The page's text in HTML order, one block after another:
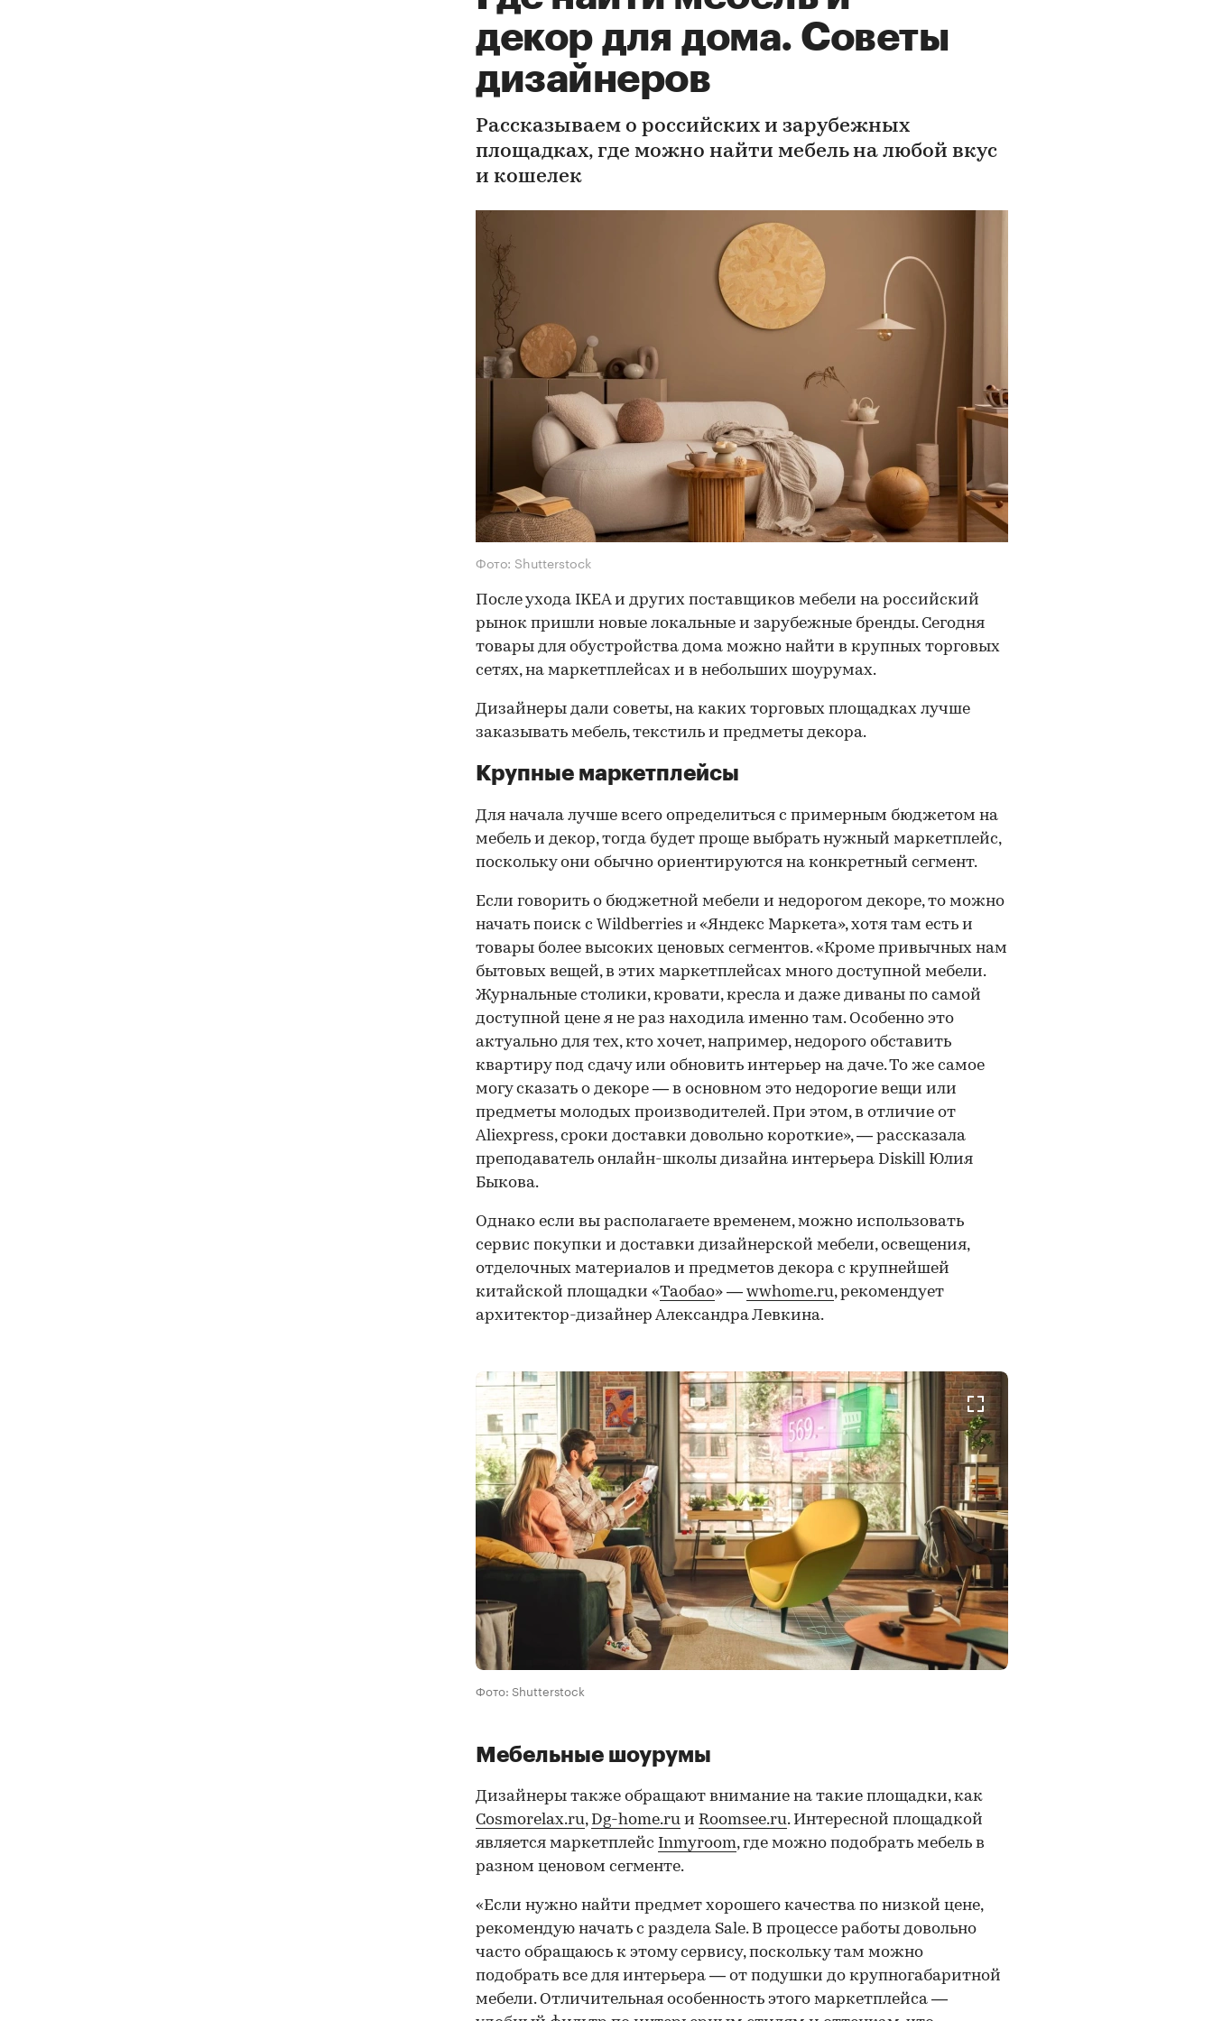
декор для дома. Советы
дизайнеров
Рассказываем о российских и зарубежных
площадках, где можно найти мебель на любой вкус
и кошелек
Фото: Shutterstock
После ухода IKEA и других поставщиков мебели на российский
рынок пришли новые локальные и зарубежные бренды. Сегодня
товары для обустройства дома можно найти в крупных торговых
сетях, на маркетплейсах и в небольших шоурумах.
Дизайнеры дали советы, на каких торговых площадках лучше
заказывать мебель, текстиль и предметы декора.
Крупные маркетплейсы
Для начала лучше всего определиться с примерным бюджетом на
мебель и декор, тогда будет проще выбрать нужный маркетплейс,
поскольку они обычно ориентируются на конкретный сегмент.
Если говорить о бюджетной мебели и недорогом декоре, то можно
начать поиск с Wildberries и «Яндекс Маркета», хотя там есть и
товары более высоких ценовых сегментов. «Кроме привычных нам
бытовых вещей, в этих маркетплейсах много доступной мебели.
Журнальные столики, кровати, кресла и даже диваны по самой
доступной цене я не раз находила именно там. Особенно это
актуально для тех, кто хочет, например, недорого обставить
квартиру под сдачу или обновить интерьер на даче. То же самое
могу сказать о декоре — в основном это недорогие вещи или
предметы молодых производителей. При этом, в отличие от
Aliexpress, сроки доставки довольно короткие», — рассказала
преподаватель онлайн-школы дизайна интерьера Diskill Юлия
Быкова.
Однако если вы располагаете временем, можно использовать
сервис покупки и доставки дизайнерской мебели, освещения,
отделочных материалов и предметов декора с крупнейшей
китайской площадки «Таобао» — wwhome.ru, рекомендует
архитектор-дизайнер Александра Левкина.
Фото: Shutterstock
Мебельные шоурумы
Дизайнеры также обращают внимание на такие площадки, как
Cosmorelax.ru, Dg-home.ru и Roomsee.ru. Интересной площадкой
является маркетплейс Inmyroom, где можно подобрать мебель в
разном ценовом сегменте.
«Если нужно найти предмет хорошего качества по низкой цене,
рекомендую начать с раздела Sale. В процессе работы довольно
часто обращаюсь к этому сервису, поскольку там можно
подобрать все для интерьера — от подушки до крупногабаритной
мебели. Отличительная особенность этого маркетплейса —